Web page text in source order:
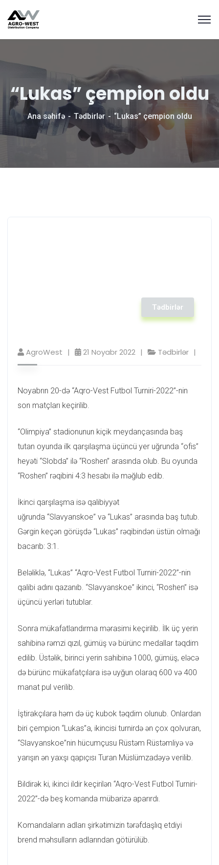
“Lukas” çempion oldu
Ana səhifə Tədbirlər “Lukas” çempion oldu
Tədbirlər
AgroWest 21 Noyabr 2022 Tədbirlər
Noyabrın 20-də “Aqro-Vest Futbol Turniri-2022”-nin
son matçları keçirilib.
“Olimpiya” stadionunun kiçik meydançasında baş
tutan oyunda ilk qarşılaşma üçüncü yer uğrunda “ofis”
heyəti “Slobda” ilə “Roshen” arasında olub. Bu oyunda
“Roshen” rəqibini 4:3 hesabı ilə məğlub edib.
İkinci qarşılaşma isə qalibiyyət
uğrunda “Slavyanskoe” və “Lukas” arasında baş tutub.
Gərgin keçən görüşdə “Lukas” rəqibindən üstün olmağı
bacarıb: 3:1.
Beləliklə, “Lukas” “Aqro-Vest Futbol Turniri-2022”-nin
qalibi adını qazanıb. “Slavyanskoe” ikinci, “Roshen” isə
üçüncü yerləri tutublar.
Sonra mükafatlandırma mərasimi keçirilib. İlk üç yerin
sahibinə rəmzi qızıl, gümüş və bürünc medallar təqdim
edilib. Üstəlik, birinci yerin sahibinə 1000, gümüş, eləcə
də bürünc mükafatçılara isə uyğun olaraq 600 və 400
manat pul verilib.
İştirakçılara həm də üç kubok təqdim olunub. Onlardan
biri çempion “Lukas”a, ikincisi turnirdə ən çox qolvuran,
“Slavyanskoe”nin hücumçusu Rüstəm Rüstəmliyə və
yarışın ən yaxşı qapıçısı Turan Müslümzadəyə verilib.
Bildirək ki, ikinci ildir keçirilən “Aqro-Vest Futbol Turniri-
2022”-də beş komanda mübarizə aparırdı.
Komandaların adları şirkətimizin tərəfdaşlıq etdiyi
brend məhsulların adlarından götürülüb.